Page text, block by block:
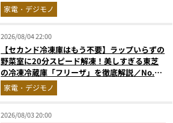
家電・デジモノ
2026/08/04 22:00
【セカンド冷凍庫はもう不要】ラップいらずの
野菜室に20分スピード解凍！美しすぎる東芝
の冷凍冷蔵庫「フリーザ」を徹底解説／No.1
モノ雑誌編集長が選ぶ『センスがいい家電』
Vol.10
家電・デジモノ
2026/08/03 20:00